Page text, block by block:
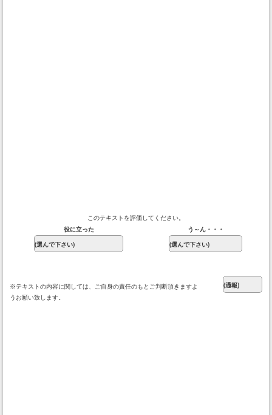
このテキストを評価してください。
役に立った
う～ん・・・
※テキストの内容に関しては、ご自身の責任のもとご判断頂きますよ
うお願い致します。